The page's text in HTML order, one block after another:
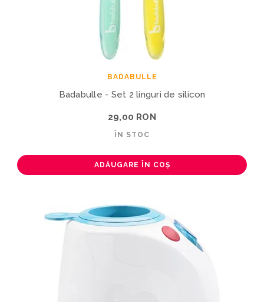
BADABULLE
Badabulle - Set 2 linguri de silicon
29,00 RON
ÎN STOC
ADĂUGARE ÎN COȘ